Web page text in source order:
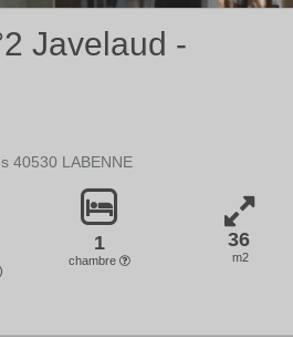
Javelaud -
40530 LABENNE
)
1
chambre
36
m2